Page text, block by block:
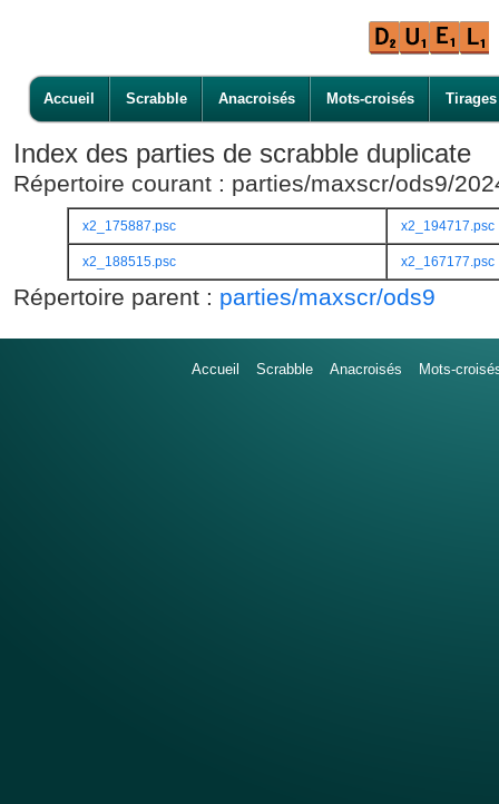
Accueil Scrabble Anacroisés Mots-croisés Tirages
Index des parties de scrabble duplicate
Répertoire courant : parties/maxscr/ods9/
x2_175887.psc x2_194717.psc
x2_188515.psc x2_167177.psc
Répertoire parent : parties/maxscr/ods9
Accueil Scrabble Anacroisés Mots-